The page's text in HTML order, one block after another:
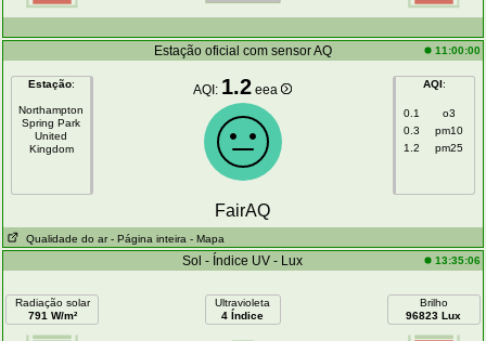
Estação oficial com sensor AQ 11:00:00
Estação:
Northampton
Spring Park
United
Kingdom
AQI: 1.2 eea AQI:
0.1
o3
0.3
pm10
1.2
pm25
FairAQ
Qualidade do ar - Página inteira - Mapa
Sol - Índice UV - Lux 13:35:06
Radiação solar
791 W/m²
Ultravioleta
4 Índice
Brilho
96823 Lux